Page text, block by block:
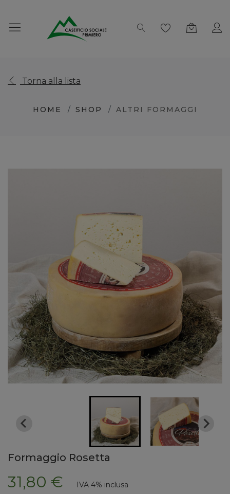
Torna alla lista
HOME SHOP ALTRI FORMAGGI
Formaggio Rosetta
31,80 € IVA 4% inclusa